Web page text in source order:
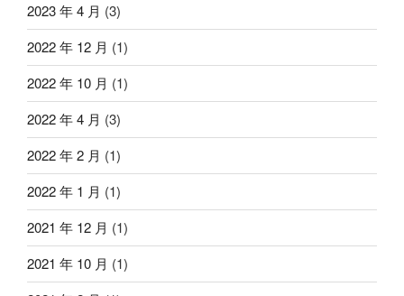
2023 年 4 月 (3)
2022 年 12 月 (1)
2022 年 10 月 (1)
2022 年 4 月 (3)
2022 年 2 月 (1)
2022 年 1 月 (1)
2021 年 12 月 (1)
2021 年 10 月 (1)